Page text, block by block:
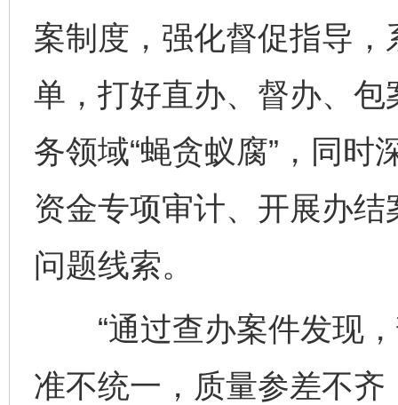
案制度，强化督促指导
单，打好直办、督办、包
务领域“蝇贪蚁腐”，同
资金专项审计、开展办结
问题线索。
“通过查办案件发现，
准不统一，质量参差不